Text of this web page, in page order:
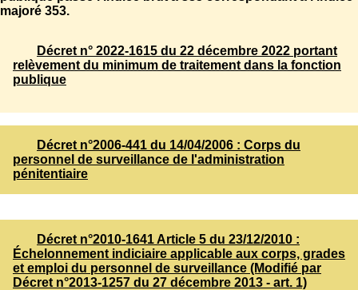
majoré 353.
Décret n° 2022-1615 du 22 décembre 2022 portant
relèvement du minimum de traitement dans la fonction
publique
Décret n°2006-441 du 14/04/2006 : Corps du
personnel de surveillance de l'administration
pénitentiaire
Décret n°2010-1641 Article 5 du 23/12/2010 :
Échelonnement indiciaire applicable aux corps, grades
et emploi du personnel de surveillance (Modifié par
Décret n°2013-1257 du 27 décembre 2013 - art. 1)